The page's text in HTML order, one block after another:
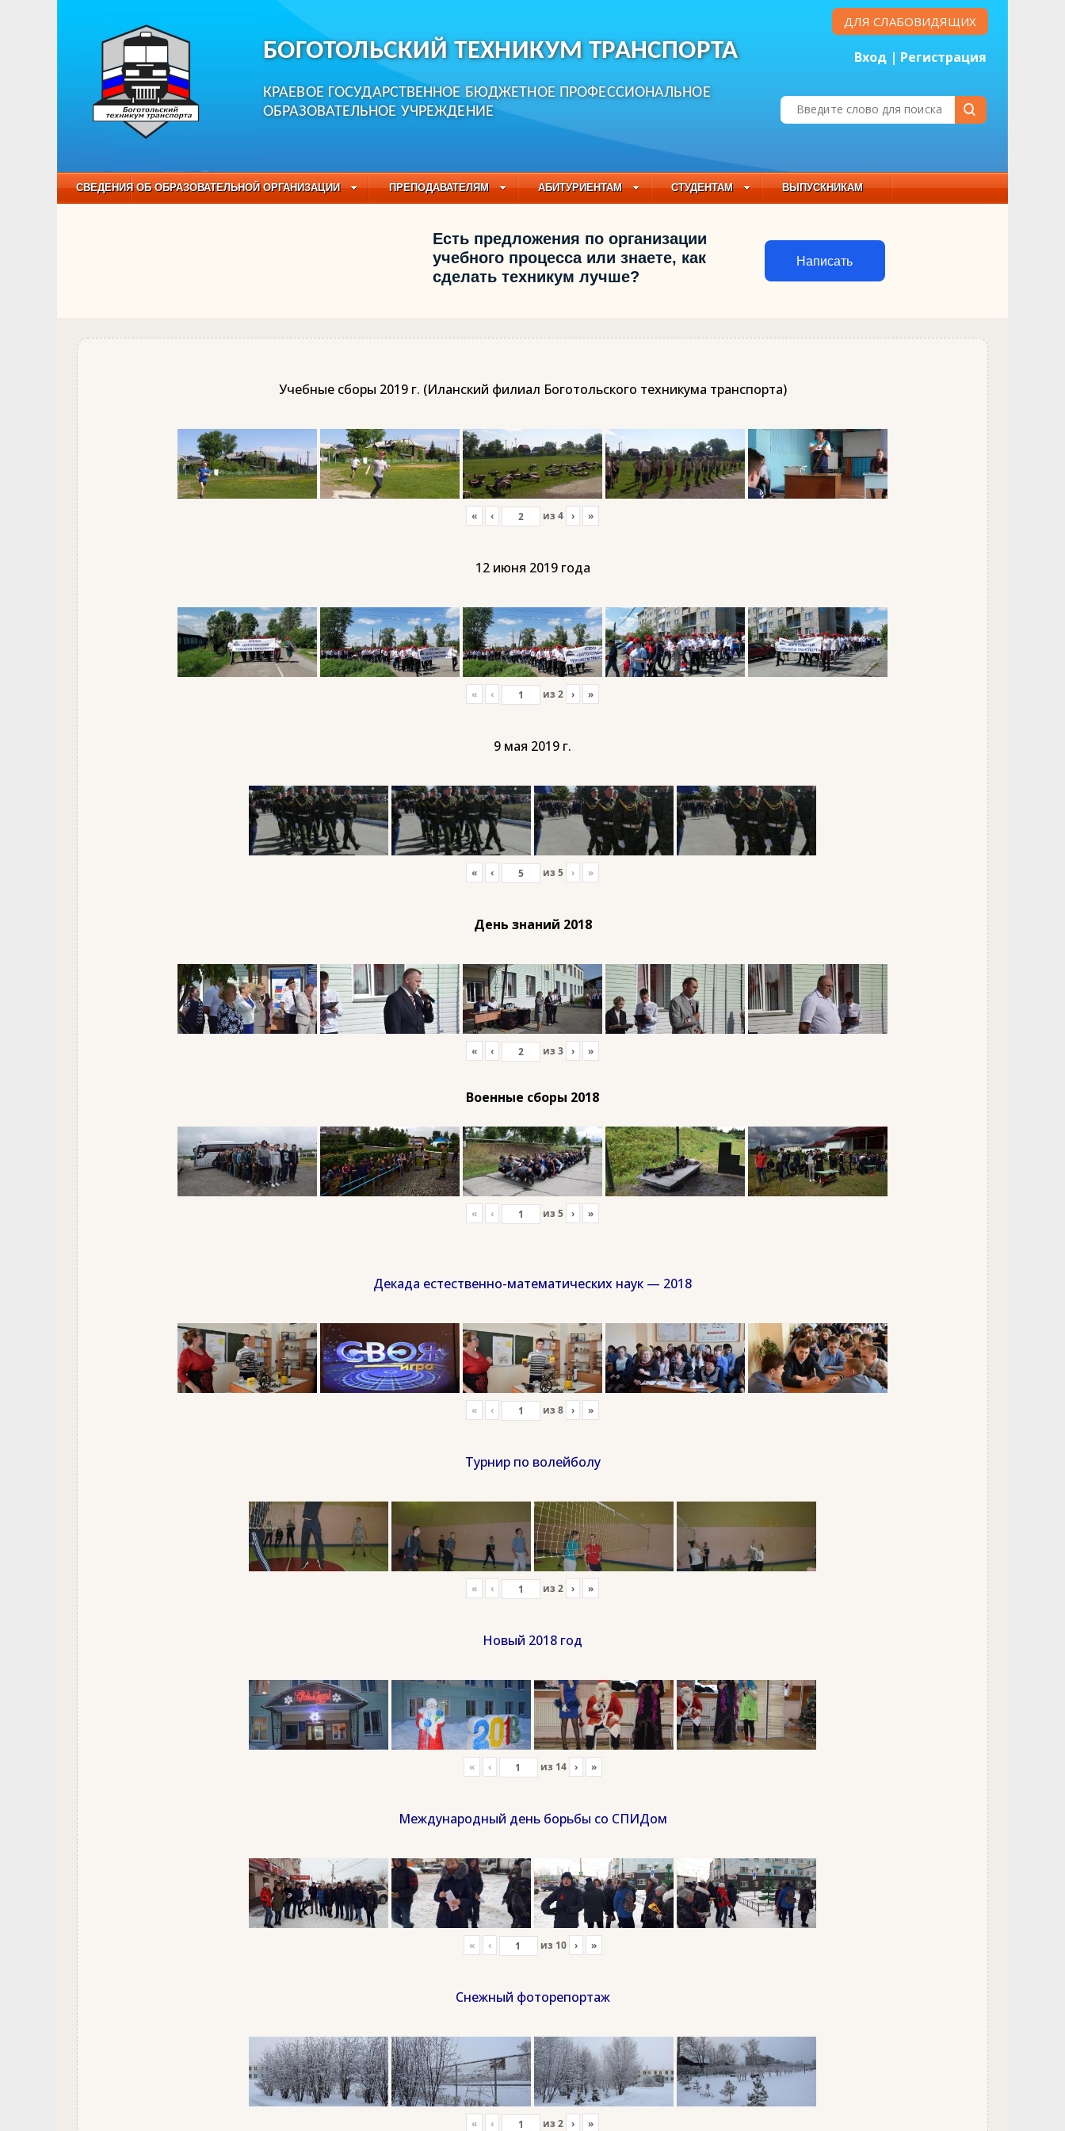
БОГОТОЛЬСКИЙ ТЕХНИКУМ ТРАНСПОРТА
КРАЕВОЕ ГОСУДАРСТВЕННОЕ БЮДЖЕТНОЕ ПРОФЕССИОНАЛЬНОЕ
ОБРАЗОВАТЕЛЬНОЕ УЧРЕЖДЕНИЕ
ДЛЯ СЛАБОВИДЯЩИХ
Вход | Регистрация
СВЕДЕНИЯ ОБ ОБРАЗОВАТЕЛЬНОЙ ОРГАНИЗАЦИИ ПРЕПОДАВАТЕЛЯМ АБИТУРИЕНТАМ СТУДЕНТАМ ВЫПУСКНИКАМ
НАБОР ОБУЧАЮЩИХСЯ НА 2021-2022 УЧЕБНЫЙ ГОД
Есть предложения по организации
учебного процесса или знаете, как
сделать техникум лучше?
Написать
Учебные сборы 2019 г. (Иланский филиал Боготольского техникума транспорта)
« ‹ из 4 › »
12 июня 2019 года
« ‹ из 2 › »
9 мая 2019 г.
« ‹ из 5 › »
День знаний 2018
« ‹ из 3 › »
Военные сборы 2018
« ‹ из 5 › »
Декада естественно-математических наук — 2018
« ‹ из 8 › »
Турнир по волейболу
« ‹ из 2 › »
Новый 2018 год
« ‹ из 14 › »
Международный день борьбы со СПИДом
« ‹ из 10 › »
Снежный фоторепортаж
« ‹ из 2 › »